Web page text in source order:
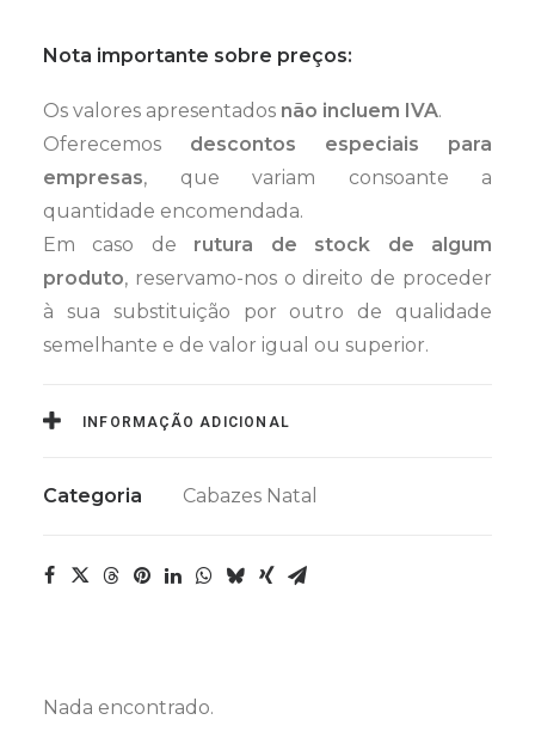
Nota importante sobre preços:
Os valores apresentados não incluem IVA.
Oferecemos descontos especiais para
empresas, que variam consoante a
quantidade encomendada.
Em caso de rutura de stock de algum
produto, reservamo-nos o direito de proceder
à sua substituição por outro de qualidade
semelhante e de valor igual ou superior.
INFORMAÇÃO ADICIONAL
Categoria Cabazes Natal
Nada encontrado.